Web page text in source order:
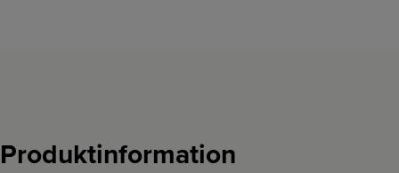
Produktinformation